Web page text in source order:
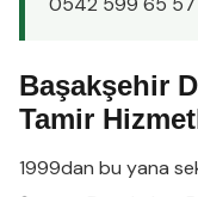
Başakşehir
Tamir
1999dan bu yana